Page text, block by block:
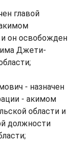
главой
и он освобожден
Джети-
- назначен
- акимом
области и
должности